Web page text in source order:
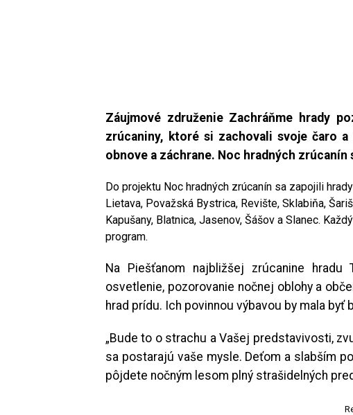
Záujmové združenie Zachráňme hrady
zrúcaniny, ktoré si zachovali svoje čaro
obnove a záchrane. Noc hradných
Do projektu Noc hradných zrúcanín sa zapojili
Lietava, Považská Bystrica, Revište, Sklabiňa,
Kapušany, Blatnica, Jasenov, Šášov a Slanec.
program.
Na Piešťanom najbližšej zrúcanine hradu
osvetlenie, pozorovanie nočnej oblohy a
hrad prídu. Ich povinnou výbavou by mala byť
„Bude to o strachu a Vašej predstavivosti,
sa postarajú vaše mysle. Deťom a slabším
pôjdete nočným lesom plný strašidelných